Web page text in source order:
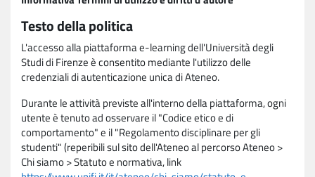
Testo della politica
L'accesso alla piattaforma e-learning dell'Università degli
Studi di Firenze è consentito mediante l'utilizzo delle
credenziali di autenticazione unica di Ateneo.
Durante le attività previste all'interno della piattaforma, ogni
utente è tenuto ad osservare il "Codice etico e di
comportamento" e il "Regolamento disciplinare per gli
studenti" (reperibili sul sito dell'Ateneo al percorso Ateneo >
Chi siamo > Statuto e normativa, link